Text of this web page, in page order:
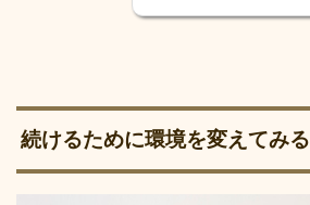
続けるために環境を変えてみる